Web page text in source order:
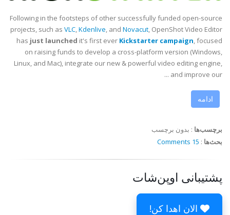
Following in the footsteps of other successfully funded open-source
projects, such as VLC,Kdenlive, and Novacut, OpenShot Video Editor
has just launched it's first ever Kickstarter campaign, focused
on raising funds to develop a cross-platform version (Windows,
Linux, and Mac), integrate our new & powerful video editing engine,
and improve our ...
ادامه
برچسب‌ها : بدون برچسب
بحث‌ها :
15 Comments
پشتیبانی اوپن‌شات
الان اهدا کن!